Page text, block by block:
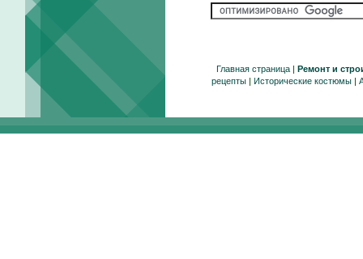
Главная страница | Ремонт и
рецепты | Исторические костюмы |